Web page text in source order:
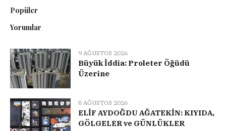
Popüler
Yorumlar
9 AĞUSTOS 2026
Büyük İddia: Proleter Öğüdü
Üzerine
8 AĞUSTOS 2026
ELİF AYDOĞDU AĞATEKİN: KIYIDA,
GÖLGELER ve GÜNLÜKLER